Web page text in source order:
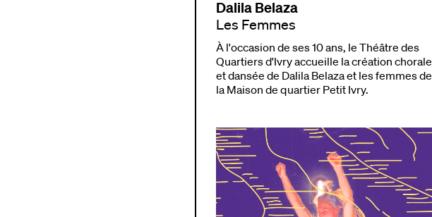
Dalila Belaza
Les Femmes
À l'occasion de ses 10 ans, le Théâtre des
Quartiers d'Ivry accueille la création chorale
et dansée de Dalila Belaza et les femmes de
la Maison de quartier Petit Ivry.